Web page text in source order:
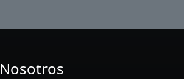
Nosotros